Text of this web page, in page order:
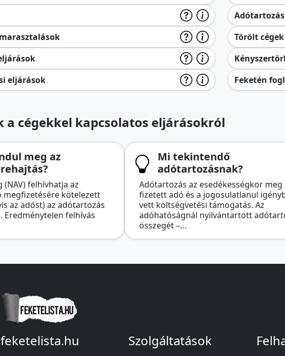
eljárások
Törölt cégek
Feketén
a cégekkel kapcsolatos eljárásokról
meg az
(NAV) felhívhatja az
megfizetésére kötelezett
az adóst) az adótartozás
Eredménytelen felhívás
Mi tekintendő
adótartozásnak?
Adótartozás az esedékességkor meg
fizetett adó és a jogosulatlanul
vett költségvetési támogatás. Az
adóhatóságnál nyilvántartott
összegét –…
feketelista.hu Szolgáltatások